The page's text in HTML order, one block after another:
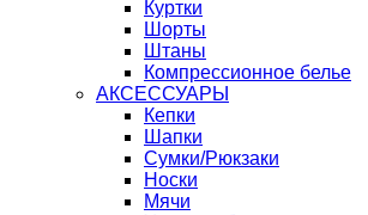
Куртки
Шорты
Штаны
Компрессионное белье
АКСЕССУАРЫ
Кепки
Шапки
Сумки/Рюкзаки
Носки
Мячи